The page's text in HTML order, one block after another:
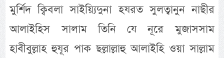
মুর্শিদ ক্বিবলা সাইয়্যিদুনা হযরত সুলত্বানুন নাছীর
আলাইহিস সালাম তিনি যে নূরে মুজাসসাম
হাবীবুল্লাহ হুযূর পাক ছল্লাল্লাহু আলাইহি ওয়া সাল্লাম